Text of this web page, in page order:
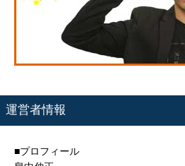
運営者情報
■プロフィール